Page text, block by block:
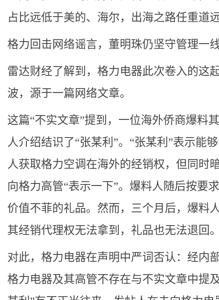
占比远低于美的、海尔，出海之路任重道
格力回击网络谣言，董明珠仍坚守管理一
雷达财经了解到，格力电器此次卷入的这
波，源于一篇网络文章。
这篇“不实文章”提到，一位海外侨商爆料
人介绍结识了“张某利”。“张某利”表示能
人获取格力空调在海外的经销权，但同时
向格力高管“表示一下”。爆料人随后按要
价值不菲的礼品。然而，三个月后，爆料
其经销代理权无法拿到，礼品也无法退回
对此，格力电器在声明中严词否认：经内
格力电器及其高管不存在与不实文章中提